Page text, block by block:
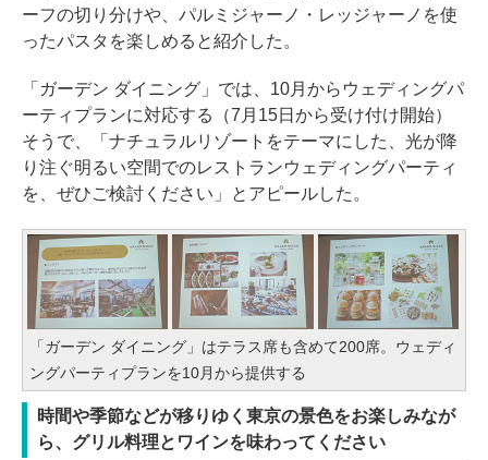
ーフの切り分けや、パルミジャーノ・レッジャーノを使
ったパスタを楽しめると紹介した。
「ガーデン ダイニング」では、10月からウェディングパ
ーティプランに対応する（7月15日から受け付け開始）
そうで、「ナチュラルリゾートをテーマにした、光が降
り注ぐ明るい空間でのレストランウェディングパーティ
を、ぜひご検討ください」とアピールした。
「ガーデン ダイニング」はテラス席も含めて200席。ウェディ
ングパーティプランを10月から提供する
時間や季節などが移りゆく東京の景色をお楽しみなが
ら、グリル料理とワインを味わってください